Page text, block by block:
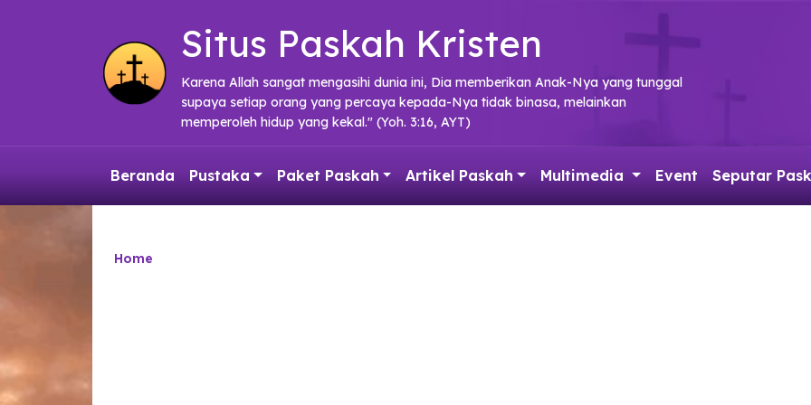
Situs Paskah Kristen
Karena Allah sangat mengasihi dunia ini, Dia memberikan Anak-Nya yang tunggal
supaya setiap orang yang percaya kepada-Nya tidak binasa, melainkan
memperoleh hidup yang kekal." (Yoh. 3:16, AYT)
Beranda Pustaka Paket Paskah Artikel Paskah Multimedia Event Seputar
Home